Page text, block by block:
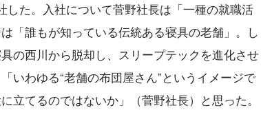
た。入社について菅野社長は「一種の就職活
「誰もが知っている伝統ある寝具の老舗」。し
の西川から脱却し、スリープテックを進化させ
いわゆる“老舗の布団屋さん”というイメージで
立てるのではないか」（菅野社長）と思った。